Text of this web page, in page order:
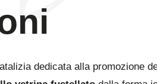
dedicata alla promozione